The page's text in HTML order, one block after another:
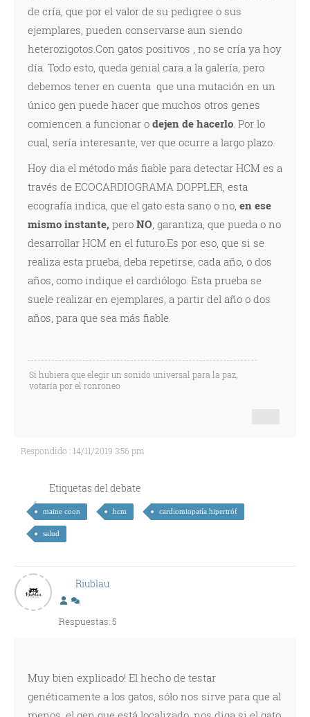
de cría, que por el valor de su pedigree o sus
ejemplares, pueden conservarse aun siendo
heterozigotos.Con gatos positivos , no se cría ya hoy
día. Todo esto, queda genial cara a la galería, pero
debemos tener en cuenta que una mutación en un
único gen puede hacer que muchos otros genes
comiencen a funcionar o dejen de hacerlo. Por lo
cual, sería interesante, ver que ocurre a largo plazo.
Hoy dia el método más fiable para detectar HCM es a
través de ECOCARDIOGRAMA DOPPLER, esta
ecografía indica, que el gato esta sano o no, en ese
mismo instante, pero NO, garantiza, que pueda o no
desarrollar HCM en el futuro.Es por eso, que si se
realiza esta prueba, deba repetirse, cada año, o dos
años, como indique el cardiólogo. Esta prueba se
suele realizar en ejemplares, a partir del año o dos
años, para que sea más fiable.
Si hubiera que elegir un sonido universal para la paz,
votaría por el ronroneo
Respondido : 14/11/2019 3:56 pm
Etiquetas del debate
maine coon hcm cardiomiopatía hipertróf
salud
Riublau
Respuestas: 5
Muy bien explicado! El hecho de testar
genéticamente a los gatos, sólo nos sirve para que al